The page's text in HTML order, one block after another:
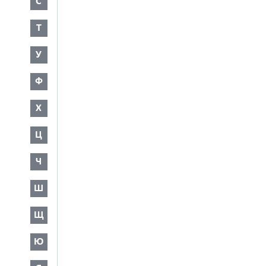
Т
У
Ф
Х
Ц
Ч
Ш
Щ
Ю